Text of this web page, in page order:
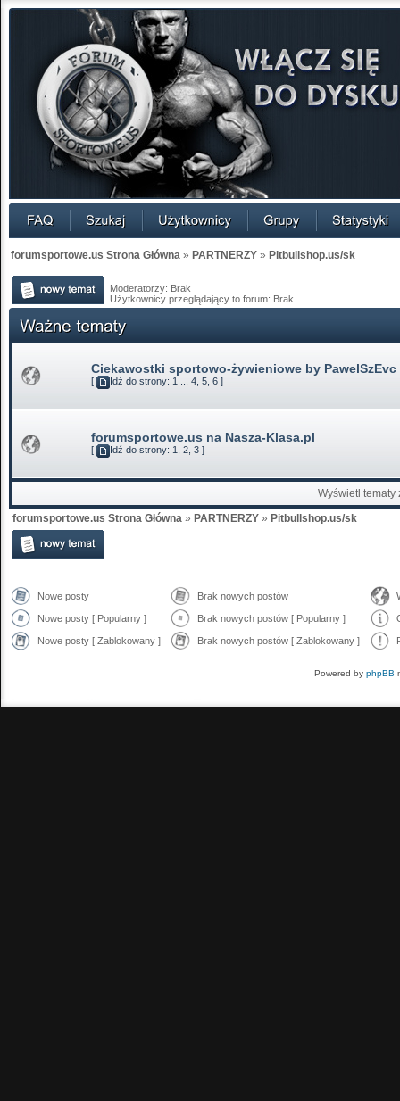
forumsportowe.us Strona Główna » PARTNERZY » Pitbullshop.us/sk
Moderatorzy: Brak
Użytkownicy przeglądający to forum: Brak
Ciekawostki sportowo-żywieniowe by PawelSzEvc
[ Idź do strony: 1 ... 4, 5, 6 ]
forumsportowe.us na Nasza-Klasa.pl
[ Idź do strony: 1, 2, 3 ]
Wyświetl tematy
forumsportowe.us Strona Główna » PARTNERZY » Pitbullshop.us/sk
Nowe posty Brak nowych postów
Nowe posty [ Popularny ] Brak nowych postów [ Popularny ]
Nowe posty [ Zablokowany ] Brak nowych postów [ Zablokowany ]
Powered by phpBB